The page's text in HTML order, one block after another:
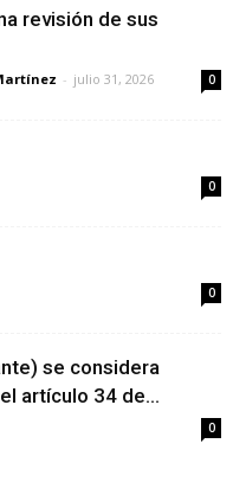
revisión de sus
- julio 31, 2026 0
0
0
se considera
artículo 34 de...
0